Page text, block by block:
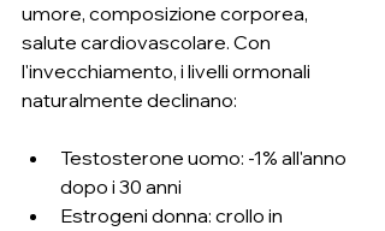
umore, composizione corporea,
salute cardiovascolare. Con
l'invecchiamento, i livelli ormonali
naturalmente declinano:
Testosterone uomo: -1% all'anno
dopo i 30 anni
Estrogeni donna: crollo in